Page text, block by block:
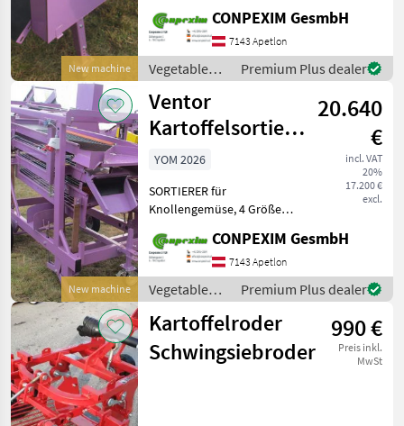
New machine
55/10 € 3.516 10 Bürsten BM
55/14 € 4.290 14 Bürsten 2)
Bürsten 110 cm bre
CONPEXIM GesmbH
7143 Apetlon
Vegetable
farming
equipment /
Conpexim
Premium Plus dealer
New machine
Ventor
Kartoffelsortiermaschine
NRS12-4
20.640
€
incl. VAT
20%
17.200 €
excl.
YOM 2026
SORTIERER für
Knollengemüse, 4 Größen,
Siebe auf Anfrage ( alle
Größen verfügbar ) Preise:
incl. Mwst Besuchen Sie
CONPEXIM GesmbH
7143 Apetlon
Vegetable
farming
equipment /
Ventor
Premium Plus dealer
Kartoffelroder
Schwingsiebroder
990 €
Preis inkl.
MwSt